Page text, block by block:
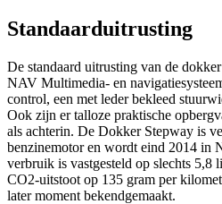
Standaarduitrusting
De standaard uitrusting van de
NAV Multimedia- en
control, een met leder bekleed
Ook zijn er talloze praktische
als achterin. De Dokker Stepway is
benzinemotor en wordt eind 2014 in
verbruik is vastgesteld op slechts 5,8
CO2-uitstoot op 135 gram per
later moment bekendgemaakt.